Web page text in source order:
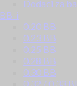
Dodaci za
BB-i
0.20 BB
0.23 BB
0.25 BB
0.28 BB
0.30 BB
0.32 / 0.33